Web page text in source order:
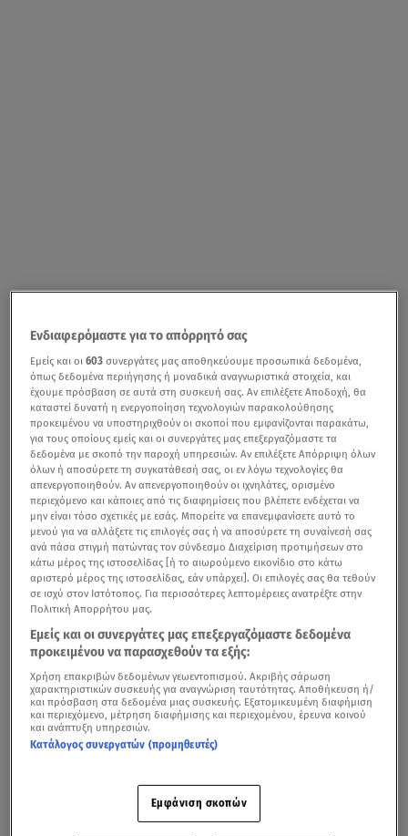
Ενδιαφερόμαστε για το απόρρητό σας
Εμείς και οι603 συνεργάτες μας αποθηκεύουμε προσωπικά δεδομένα,
όπως δεδομένα περιήγησης ή μοναδικά αναγνωριστικά στοιχεία, και
έχουμε πρόσβαση σε αυτά στη συσκευή σας. Αν επιλέξετε Αποδοχή, θα
καταστεί δυνατή η ενεργοποίηση τεχνολογιών παρακολούθησης
προκειμένου να υποστηριχθούν οι σκοποί που εμφανίζονται παρακάτω,
για τους οποίους εμείς και οι συνεργάτες μας επεξεργαζόμαστε τα
δεδομένα με σκοπό την παροχή υπηρεσιών. Αν επιλέξετε Απόρριψη όλων
όλων ή αποσύρετε τη συγκατάθεσή σας, οι εν λόγω τεχνολογίες θα
απενεργοποιηθούν. Αν απενεργοποιηθούν οι ιχνηλάτες, ορισμένο
περιεχόμενο και κάποιες από τις διαφημίσεις που βλέπετε ενδέχεται να
μην είναι τόσο σχετικές με εσάς. Μπορείτε να επανεμφανίσετε αυτό το
μενού για να αλλάξετε τις επιλογές σας ή να αποσύρετε τη συναίνεσή σας
ανά πάσα στιγμή πατώντας τον σύνδεσμο Διαχείριση προτιμήσεων στο
κάτω μέρος της ιστοσελίδας [ή το αιωρούμενο εικονίδιο στο κάτω
αριστερό μέρος της ιστοσελίδας, εάν υπάρχει]. Οι επιλογές σας θα τεθούν
σε ισχύ στον Ιστότοπος. Για περισσότερες λεπτομέρειες ανατρέξτε στην
Πολιτική Απορρήτου μας.
Εμείς και οι συνεργάτες μας επεξεργαζόμαστε δεδομένα
προκειμένου να παρασχεθούν τα εξής:
Χρήση επακριβών δεδομένων γεωεντοπισμού. Ακριβής σάρωση
χαρακτηριστικών συσκευής για αναγνώριση ταυτότητας. Αποθήκευση ή/
και πρόσβαση στα δεδομένα μιας συσκευής. Εξατομικευμένη διαφήμιση
και περιεχόμενο, μέτρηση διαφήμισης και περιεχομένου, έρευνα κοινού
και ανάπτυξη υπηρεσιών.
Κατάλογος συνεργατών (προμηθευτές)
Εμφάνιση σκοπών